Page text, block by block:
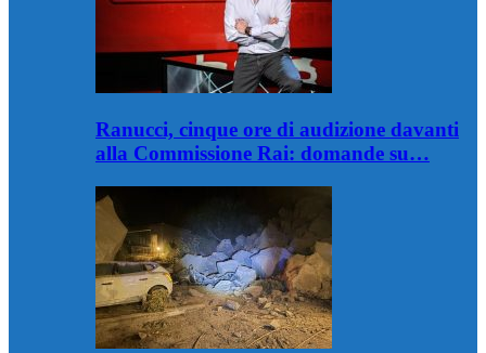
Ranucci, cinque ore di audizione davanti
alla Commissione Rai: domande su…